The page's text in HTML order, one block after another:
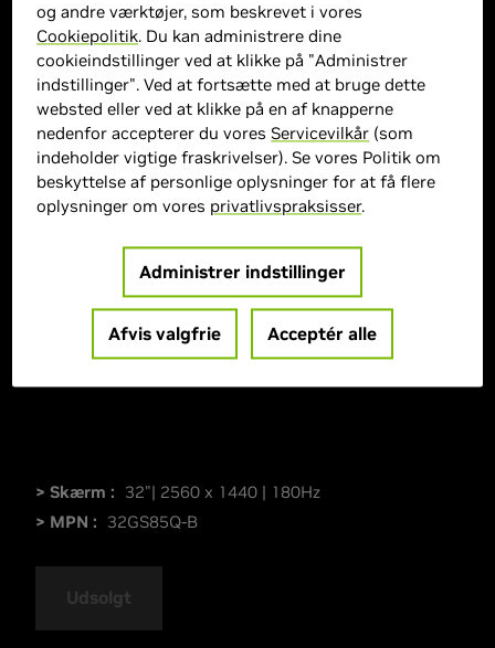
> Skærm : 32"| 2560 x 1440 | 180Hz
> MPN : 32GS85Q-B
Udsolgt
og andre værktøjer, som beskrevet i vores
Cookiepolitik. Du kan administrere dine
cookieindstillinger ved at klikke på "Administrer
indstillinger". Ved at fortsætte med at bruge dette
websted eller ved at klikke på en af knapperne
nedenfor accepterer du vores Servicevilkår (som
indeholder vigtige fraskrivelser). Se vores Politik om
beskyttelse af personlige oplysninger for at få flere
oplysninger om vores privatlivspraksisser.
Administrer indstillinger
Afvis valgfrie Acceptér alle